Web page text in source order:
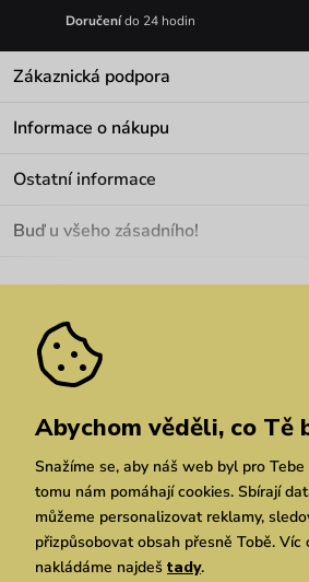
Doručenído 24 hodin
Zákaznická podpora
Informace o nákupu
Materiály a údržba
Pozáruční opravy
Ostatní informace
Velkoobchod
We Care
Dárkové poukazy
Vuchlook
Prodejny
Praha Brno Chrudim
Buď u všeho zásadního!
Zásady ochrany osobních údajů
Abychom věděli, co Tě
Snažíme se, aby náš web byl pro
tomu nám pomáhají cookies. Sbírají
můžeme personalizovat reklamy,
přizpůsobovat obsah přesně Tobě. Víc
nakládáme najdeš tady.